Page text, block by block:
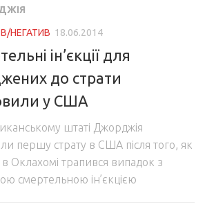
НЕГАТИВ 18.06.2014
ін’єкції для
до страти
у США
штаті Джорджія
першу страту в США після того, як
в Оклахомі трапився випадок з
смертельною ін’єкцією